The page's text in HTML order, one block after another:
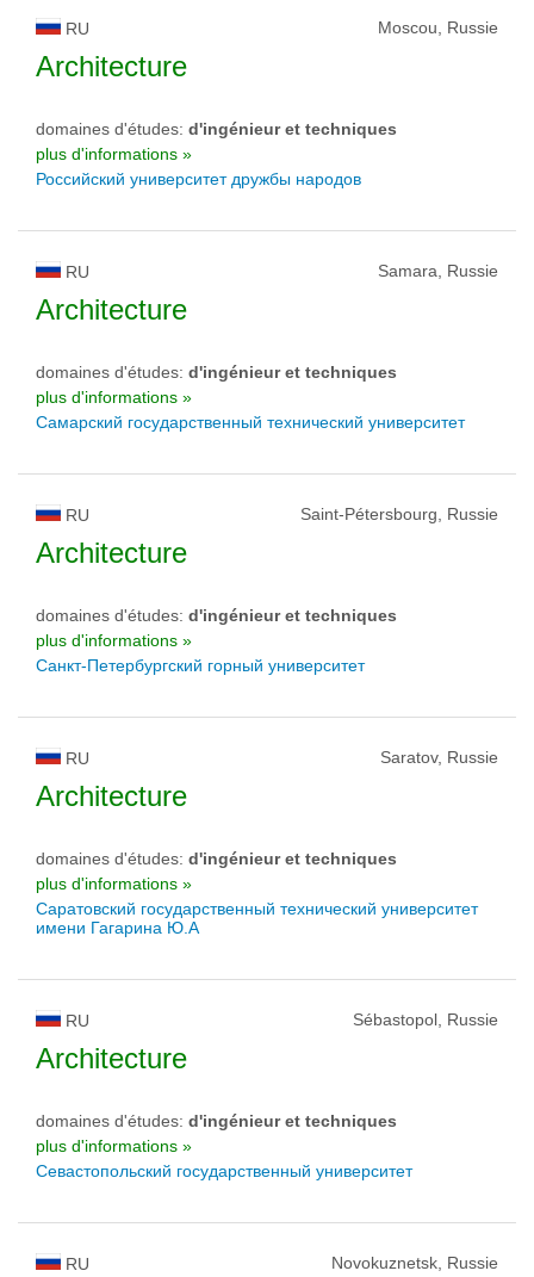
RU Moscou, Russie
Architecture
domaines d'études: d'ingénieur et techniques
plus d'informations »
Российский университет дружбы народов
RU Samara, Russie
Architecture
domaines d'études: d'ingénieur et techniques
plus d'informations »
Самарский государственный технический университет
RU Saint-Pétersbourg, Russie
Architecture
domaines d'études: d'ingénieur et techniques
plus d'informations »
Санкт-Петербургский горный университет
RU Saratov, Russie
Architecture
domaines d'études: d'ingénieur et techniques
plus d'informations »
Саратовский государственный технический университет
имени Гагарина Ю.А
RU Sébastopol, Russie
Architecture
domaines d'études: d'ingénieur et techniques
plus d'informations »
Севастопольский государственный университет
RU Novokuznetsk, Russie